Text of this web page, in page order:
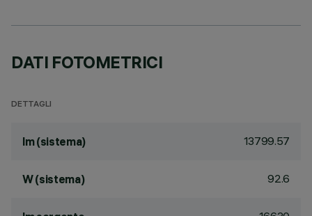
DATI FOTOMETRICI
DETTAGLI
lm (sistema) 13799.57
W (sistema) 92.6